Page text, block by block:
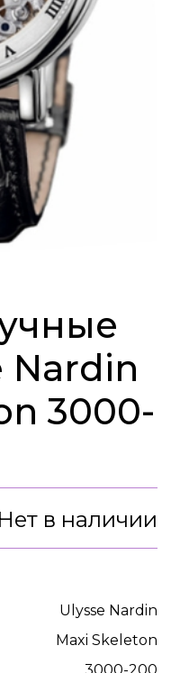
Nardin
3000-
Нет в наличии
Ulysse Nardin
Maxi Skeleton